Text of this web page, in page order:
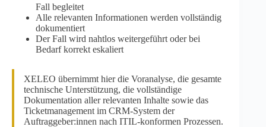
Fall begleitet
Alle relevanten Informationen werden vollständig
dokumentiert
Der Fall wird nahtlos weitergeführt oder bei
Bedarf korrekt eskaliert
XELEO übernimmt hier die Voranalyse, die gesamte
technische Unterstützung, die vollständige
Dokumentation aller relevanten Inhalte sowie das
Ticketmanagement im CRM-System der
Auftraggeber:innen nach ITIL-konformen Prozessen.